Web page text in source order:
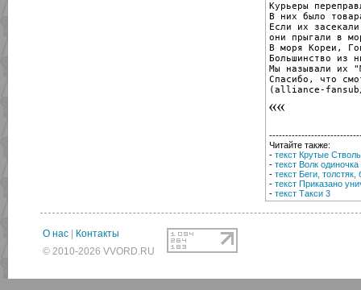
Курьеры
В них было
Если их засекали
они прыгали в
В моря Кореи,
Большинство из
Мы называли их
Спасибо, что
(alliance-
Читайте также:
- текст Крутые
- текст Волк одиночка
- текст Беги, толстяк,
- текст Приказано
- текст Такси 3
О нас
Контакты
© 2010-2026 VVORD.RU